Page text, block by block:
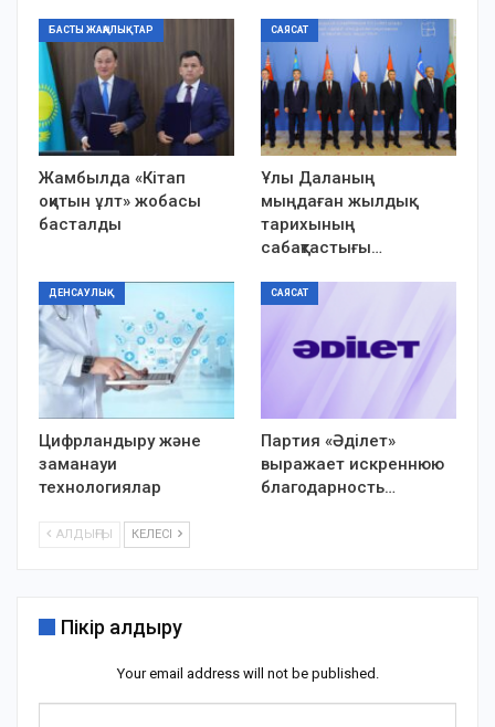
БАСТЫ ЖАҢАЛЫҚТАР
Жамбылда «Кітап
оқитын ұлт» жобасы
басталды
САЯСАТ
Ұлы Даланың
мыңдаған жылдық
тарихының
сабақтастығы…
ДЕНСАУЛЫҚ
Цифрландыру және
заманауи
технологиялар
САЯСАТ
Партия «Әділет»
выражает искреннюю
благодарность…
АЛДЫҢҒЫ КЕЛЕСІ
Пікір қалдыру
Your email address will not be published.